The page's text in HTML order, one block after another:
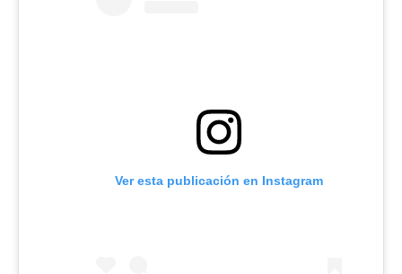
Ver esta publicación en Instagram